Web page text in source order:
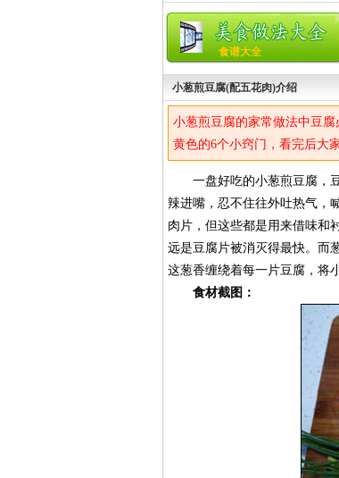
食谱大全
小葱煎豆腐(配五花肉)介绍
小葱煎豆腐的家常做法中豆
黄色的6个小窍门，看完后大
一盘好吃的小葱煎豆腐，豆
辣进嘴，忍不住往外吐热气，
肉片，但这些都是用来借味和
远是豆腐片被消灭得最快。而
这葱香缠绕着每一片豆腐，将
食材截图：